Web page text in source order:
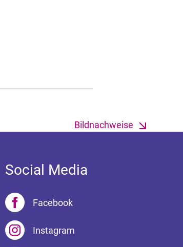
Bildnachweise
Social Media
Facebook
Instagram